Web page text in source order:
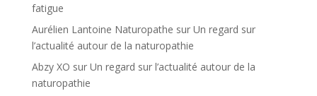
fatigue
Aurélien Lantoine Naturopathe sur Un regard sur
l’actualité autour de la naturopathie
Abzy XO sur Un regard sur l’actualité autour de la
naturopathie